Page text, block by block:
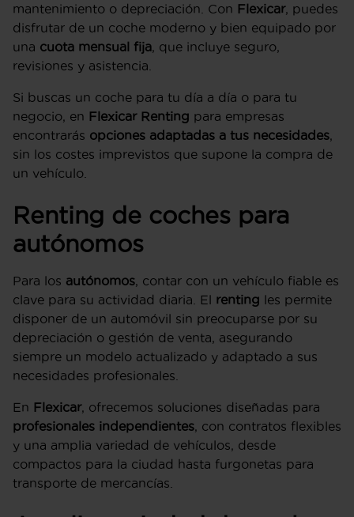
mantenimiento o depreciación. Con Flexicar, puedes
disfrutar de un coche moderno y bien equipado por
una cuota mensual fija, que incluye seguro,
revisiones y asistencia.
Si buscas un coche para tu día a día o para tu
negocio, en Flexicar Renting para empresas
encontrarás opciones adaptadas a tus necesidades,
sin los costes imprevistos que supone la compra de
un vehículo.
Renting de coches para
autónomos
Para los autónomos, contar con un vehículo fiable es
clave para su actividad diaria. El renting les permite
disponer de un automóvil sin preocuparse por su
depreciación o gestión de venta, asegurando
siempre un modelo actualizado y adaptado a sus
necesidades profesionales.
En Flexicar, ofrecemos soluciones diseñadas para
profesionales independientes, con contratos flexibles
y una amplia variedad de vehículos, desde
compactos para la ciudad hasta furgonetas para
transporte de mercancías.